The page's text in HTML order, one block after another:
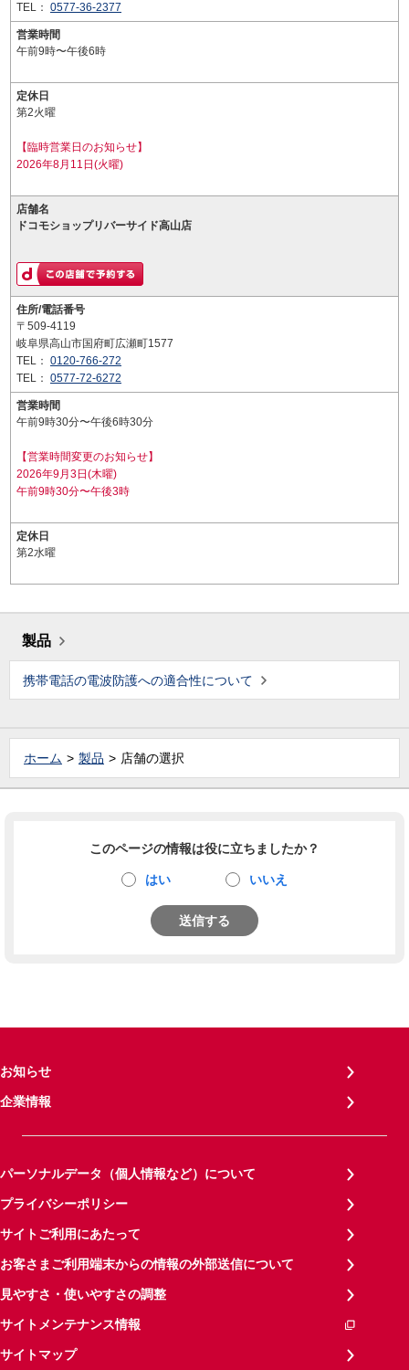
TEL： 0577-36-2377
営業時間
午前9時〜午後6時
定休日
第2火曜
【臨時営業日のお知らせ】
2026年8月11日(火曜)
店舗名
ドコモショップリバーサイド高山店
住所/電話番号
〒509-4119
岐阜県高山市国府町広瀬町1577
TEL： 0120-766-272
TEL： 0577-72-6272
営業時間
午前9時30分〜午後6時30分
【営業時間変更のお知らせ】
2026年9月3日(木曜)
午前9時30分〜午後3時
定休日
第2水曜
製品
携帯電話の電波防護への適合性について
ホーム 製品 店舗の選択
このページの情報は役に立ちましたか？
はい いいえ
送信する
お知らせ
企業情報
パーソナルデータ（個人情報など）について
プライバシーポリシー
サイトご利用にあたって
お客さまご利用端末からの情報の外部送信について
見やすさ・使いやすさの調整
サイトメンテナンス情報
サイトマップ